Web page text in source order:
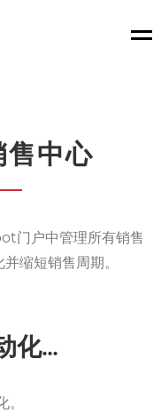
中心
门户中管理所有销售
缩短销售周期。
化...